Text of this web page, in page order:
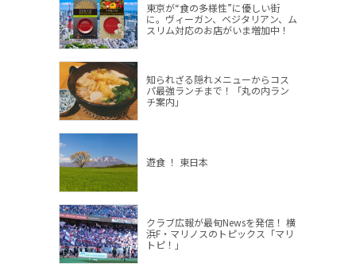
東京が“食の多様性”に優しい街
に。ヴィーガン、ベジタリアン、ム
スリム対応のお店がいま増加中！
知られざる隠れメニューからコス
パ最強ランチまで！「丸の内ラン
チ案内」
遊食 ！ 東日本
クラブ広報が最旬Newsを発信！ 横
浜F・マリノスのトピックス「マリ
トピ！」